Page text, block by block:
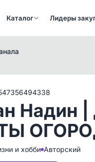
Каталог Лидеры
Надин
и хобби Авторский